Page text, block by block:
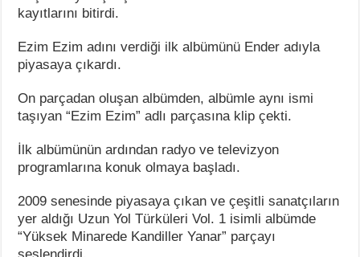
kayıtlarını bitirdi.
Ezim Ezim adını verdiği ilk albümünü Ender adıyla
piyasaya çıkardı.
On parçadan oluşan albümden, albümle aynı ismi
taşıyan “Ezim Ezim” adlı parçasına klip çekti.
İlk albümünün ardından radyo ve televizyon
programlarına konuk olmaya başladı.
2009 senesinde piyasaya çıkan ve çeşitli sanatçıların
yer aldığı Uzun Yol Türküleri Vol. 1 isimli albümde
“Yüksek Minarede Kandiller Yanar” parçayı